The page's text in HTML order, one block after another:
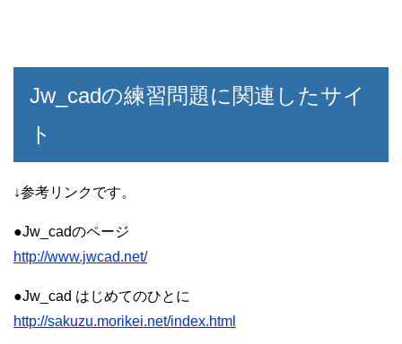
Jw_cadの練習問題に関連したサイ
ト
↓参考リンクです。
●Jw_cadのページ
http://www.jwcad.net/
●Jw_cad はじめてのひとに
http://sakuzu.morikei.net/index.html